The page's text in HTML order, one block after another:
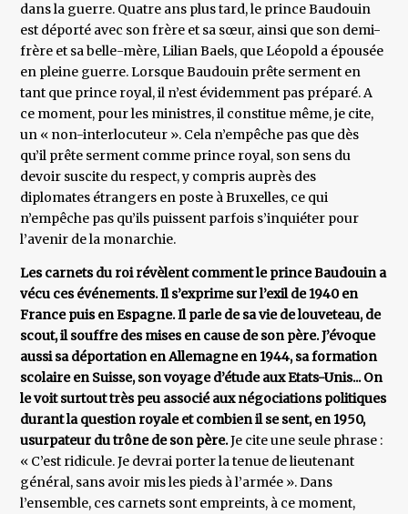
dans la guerre. Quatre ans plus tard, le prince Baudouin
est déporté avec son frère et sa sœur, ainsi que son demi-
frère et sa belle-mère, Lilian Baels, que Léopold a épousée
en pleine guerre. Lorsque Baudouin prête serment en
tant que prince royal, il n’est évidemment pas préparé. A
ce moment, pour les ministres, il constitue même, je cite,
un « non-interlocuteur ». Cela n’empêche pas que dès
qu’il prête serment comme prince royal, son sens du
devoir suscite du respect, y compris auprès des
diplomates étrangers en poste à Bruxelles, ce qui
n’empêche pas qu’ils puissent parfois s’inquiéter pour
l’avenir de la monarchie.
Les carnets du roi révèlent comment le prince Baudouin a
vécu ces événements. Il s’exprime sur l’exil de 1940 en
France puis en Espagne. Il parle de sa vie de louveteau, de
scout, il souffre des mises en cause de son père. J’évoque
aussi sa déportation en Allemagne en 1944, sa formation
scolaire en Suisse, son voyage d’étude aux Etats-Unis... On
le voit surtout très peu associé aux négociations politiques
durant la question royale et combien il se sent, en 1950,
usurpateur du trône de son père.Je cite une seule phrase :
« C’est ridicule. Je devrai porter la tenue de lieutenant
général, sans avoir mis les pieds à l’armée ». Dans
l’ensemble, ces carnets sont empreints, à ce moment,